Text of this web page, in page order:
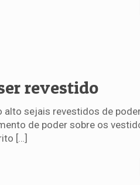
revestido
alto sejais revestidos de
de poder sobre os
[…]